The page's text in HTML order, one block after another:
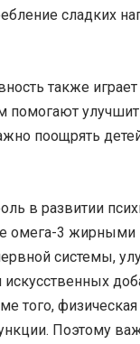
сладких
также
помогают
поощрять
в развитии
омега-3
системы,
искусственных
того,
Поэтому